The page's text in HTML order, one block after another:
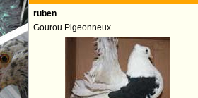
ruben
Gourou Pigeonneux